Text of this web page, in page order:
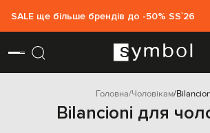
SALE ще більше брендів до -50% SS`26
Головна Чоловікам
Bilancioni для